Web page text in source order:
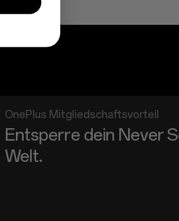
OnePlus Mitgliedschaftsvorteil
Entsperre dein Never
Welt.